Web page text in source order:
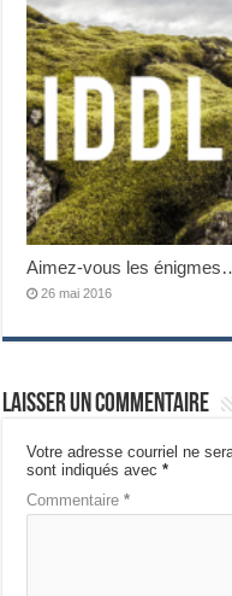
Aimez-vous les
26 mai 2016
Laisser un commentaire
Votre adresse courriel ne
sont indiqués avec*
Commentaire*